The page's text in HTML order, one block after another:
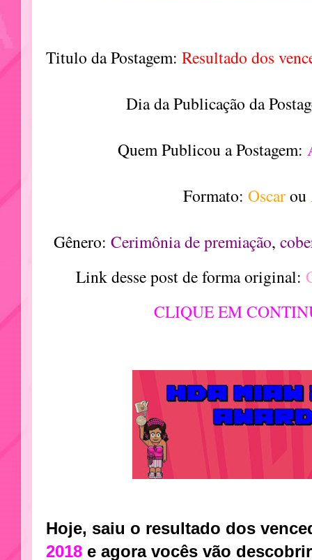
Titulo da Postagem: Resultado dos
Dia da Publicação da
Quem Publicou a Postagem:
Formato:Oscarou
Gênero:Cerimônia de premiação,
Link desse post de forma original:
CLIQUE EM
Hoje, saiu o resultado dos
2018 e agora vocês vão